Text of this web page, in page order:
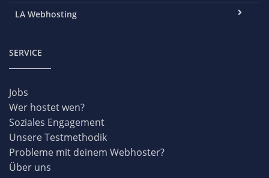
LA Webhosting
SERVICE
Jobs
Wer hostet wen?
Soziales Engagement
Unsere Testmethodik
Probleme mit deinem Webhoster?
Über uns